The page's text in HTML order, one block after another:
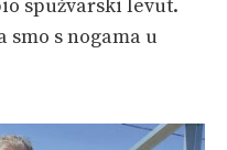
spužvarski levut.
smo s nogama u